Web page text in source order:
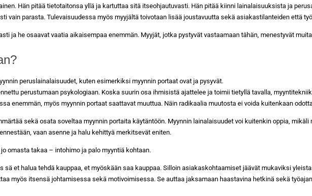
Hän pitää tietotaitonsa yllä ja kartuttaa sitä itseohjautuvasti. Hän pitää kiinni lainalaisuuksista ja
vain parasta. Tulevaisuudessa myös myyjältä toivotaan lisää joustavuutta sekä asiakastilanteiden että
ja he osaavat vaatia aikaisempaa enemmän. Myyjät, jotka pystyvät vastaamaan tähän, menestyvät
peruslainalaisuudet, kuten esimerkiksi myynnin portaat ovat ja pysyvät.
perustumaan psykologiaan. Koska suurin osa ihmisistä ajattelee ja toimii tietyllä tavalla,
enemmän, myös myynnin portaat saattavat muuttua. Näin radikaalia muutosta ei voida kuitenkaan
sekä osata soveltaa myynnin portaita käytäntöön. Myynnin lainalaisuudet voi kuitenkin oppia,
vaan asenne ja halu kehittyä merkitsevät eniten.
omasta takaa – intohimo ja palo myyntiä kohtaan.
sä et halua tehdä kauppaa, et myöskään saa kauppaa. Silloin asiakaskohtaamiset jäävät mukaviksi
myös itsensä johtamisessa sekä motivoimisessa. Se auttaa jaksamaan haastavina hetkinä sekä